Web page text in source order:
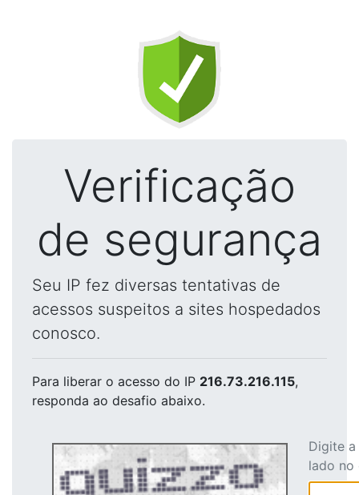
Verificação
de segurança
Seu IP fez diversas tentativas de
acessos suspeitos a sites hospedados
conosco.
Para liberar o acesso do IP 216.73.216.115,
responda ao desafio abaixo.
Digite
lado no